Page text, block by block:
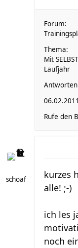
Forum:
Thema:
Mit
Laufjahr
Rufe den
schoaf
kurzes
alle! ;-)
ich les
noch